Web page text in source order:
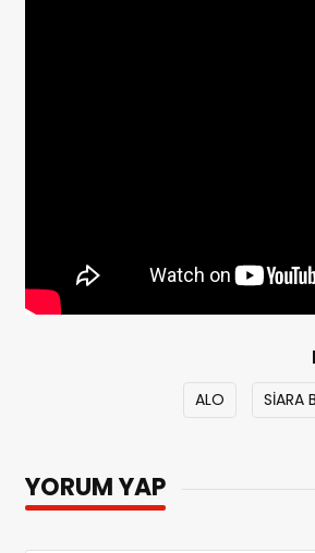
ALO SİARA
YORUM YAP